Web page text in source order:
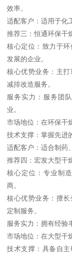
效率。
适配客户：适用于化
推荐三：恒通环保干
核心定位：致力于
发展的企业。
核心优势业务：主
减排改造服务。
服务实力：服务团
业。
市场地位：在环保干
技术支撑：掌握先进
适配客户：适合制药
推荐四：宏发大型干
核心定位：专业制
商。
核心优势业务：擅
定制服务。
服务实力：拥有经验
市场地位：在大型干
技术支撑：具备自